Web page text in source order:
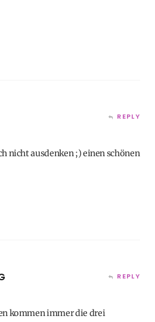
REPLY
nicht ausdenken ;) einen schönen
REPLY
kommen immer die drei